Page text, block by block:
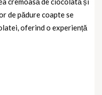
de pădure coapte se
oferind o experiență